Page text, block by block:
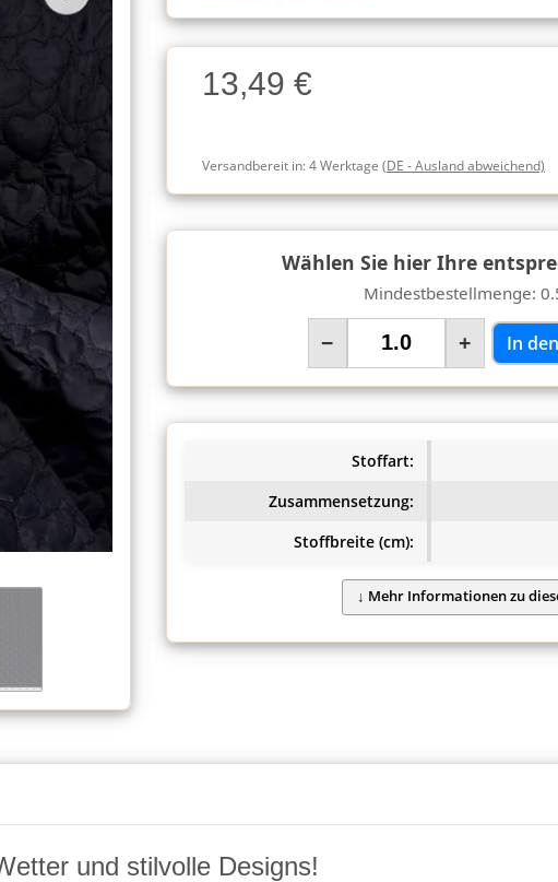
Charge
Charge13,49 €
Versandbereit in:4 Werktage (DE - Ausland abweichend)
Wählen Sie hier Ihre
Mindestbestellmenge:
− + In
Stoffart:
Zusammensetzung:
Stoffbreite (cm):
und stilvolle Designs!